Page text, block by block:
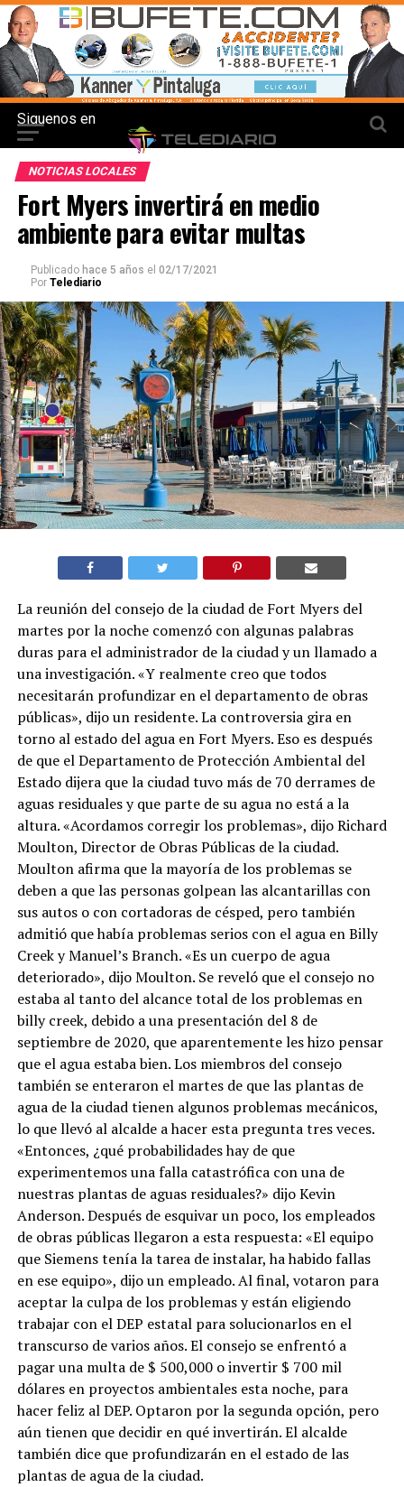
Siguenos en
NOTICIAS LOCALES
Fort Myers invertirá en medio
ambiente para evitar multas
Publicado hace 5 años el 02/17/2021
Por Telediario
La reunión del consejo de la ciudad de Fort Myers del
martes por la noche comenzó con algunas palabras
duras para el administrador de la ciudad y un llamado a
una investigación. «Y realmente creo que todos
necesitarán profundizar en el departamento de obras
públicas», dijo un residente. La controversia gira en
torno al estado del agua en Fort Myers. Eso es después
de que el Departamento de Protección Ambiental del
Estado dijera que la ciudad tuvo más de 70 derrames de
aguas residuales y que parte de su agua no está a la
altura. «Acordamos corregir los problemas», dijo Richard
Moulton, Director de Obras Públicas de la ciudad.
Moulton afirma que la mayoría de los problemas se
deben a que las personas golpean las alcantarillas con
sus autos o con cortadoras de césped, pero también
admitió que había problemas serios con el agua en Billy
Creek y Manuel’s Branch. «Es un cuerpo de agua
deteriorado», dijo Moulton. Se reveló que el consejo no
estaba al tanto del alcance total de los problemas en
billy creek, debido a una presentación del 8 de
septiembre de 2020, que aparentemente les hizo pensar
que el agua estaba bien. Los miembros del consejo
también se enteraron el martes de que las plantas de
agua de la ciudad tienen algunos problemas mecánicos,
lo que llevó al alcalde a hacer esta pregunta tres veces.
«Entonces, ¿qué probabilidades hay de que
experimentemos una falla catastrófica con una de
nuestras plantas de aguas residuales?» dijo Kevin
Anderson. Después de esquivar un poco, los empleados
de obras públicas llegaron a esta respuesta: «El equipo
que Siemens tenía la tarea de instalar, ha habido fallas
en ese equipo», dijo un empleado. Al final, votaron para
aceptar la culpa de los problemas y están eligiendo
trabajar con el DEP estatal para solucionarlos en el
transcurso de varios años. El consejo se enfrentó a
pagar una multa de $ 500,000 o invertir $ 700 mil
dólares en proyectos ambientales esta noche, para
hacer feliz al DEP. Optaron por la segunda opción, pero
aún tienen que decidir en qué invertirán. El alcalde
también dice que profundizarán en el estado de las
plantas de agua de la ciudad.